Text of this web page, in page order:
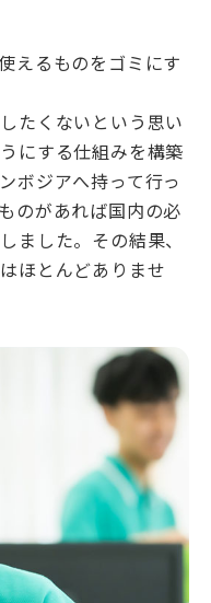
えるものをゴミにす
たくないという思い
にする仕組みを構築
ボジアへ持って行っ
のがあれば国内の必
ました。その結果、
ほとんどありませ